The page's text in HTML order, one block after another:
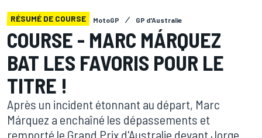
RÉSUMÉ DE COURSE MotoGP GP d'Australie
COURSE - MARC MÁRQUEZ
BAT LES FAVORIS POUR LE
TITRE !
Après un incident étonnant au départ, Marc
Márquez a enchaîné les dépassements et
remporté le Grand Prix d'Australie devant Jorge